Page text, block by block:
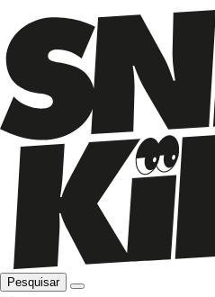
Pesquisar